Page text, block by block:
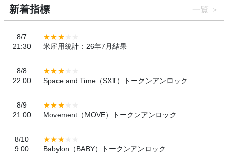
新着指標 一覧
8/7
21:30
米雇用統計：26年7月結果
8/8
22:00
Space and Time（SXT）トークンアンロック
8/9
21:00
Movement（MOVE）トークンアンロック
8/10
9:00
Babylon（BABY）トークンアンロック